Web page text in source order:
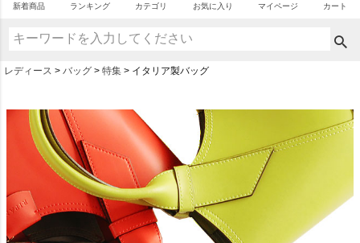
新着商品 ランキング カテゴリ お気に入り マイページ カート
レディース バッグ 特集 イタリア製バッグ